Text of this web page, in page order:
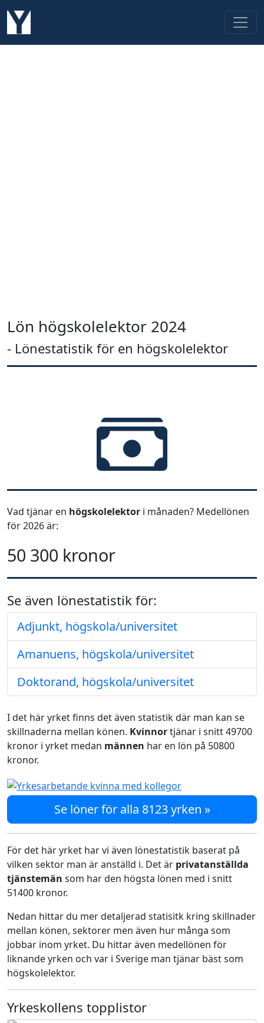
Lön högskolelektor 2024
- Lönestatistik för en högskolelektor
Vad tjänar en högskolelektor i månaden? Medellönen
för 2026 är:
50 300 kronor
Se även lönestatistik för:
Adjunkt, högskola/universitet
Amanuens, högskola/universitet
Doktorand, högskola/universitet
I det här yrket finns det även statistik där man kan se
skillnaderna mellan könen. Kvinnortjänar i snitt 49700
kronor i yrket medan männen har en lön på 50800
kronor.
Se löner för alla 8123 yrken »
För det här yrket har vi även lönestatistik baserat på
vilken sektor man är anställd i. Det är privatanställda
tjänstemän som har den högsta lönen med i snitt
51400 kronor.
Nedan hittar du mer detaljerad statisitk kring skillnader
mellan könen, sektorer men även hur många som
jobbar inom yrket. Du hittar även medellönen för
liknande yrken och var i Sverige man tjänar bäst som
högskolelektor.
Yrkeskollens topplistor